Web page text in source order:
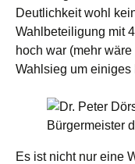
Deutlichkeit wohl
Wahlbeteiligung mit
hoch war (mehr
Wahlsieg um
Es ist nicht nur eine